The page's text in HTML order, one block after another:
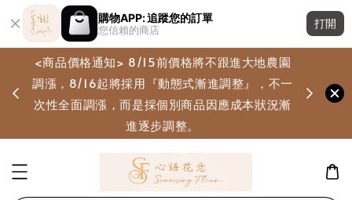
購物APP: 追蹤您的訂單
您信賴的商店
打開
<商品價格通知> 8/15前價格將不跟進大地農園
調漲，8/16起將採用『動態式漸進調整』，不一
次性全面調漲，而是採個別商品因應成本狀況漸
進逐步調整。